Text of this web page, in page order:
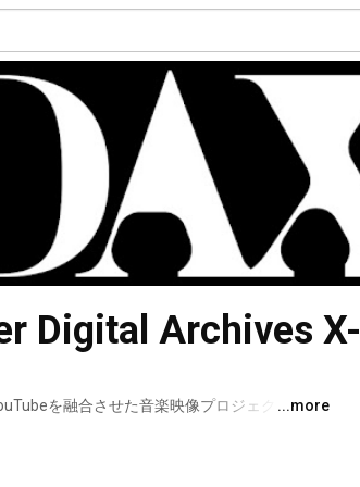
Digital Archives X-
を融合させた音楽映像プロジェクト。
...more